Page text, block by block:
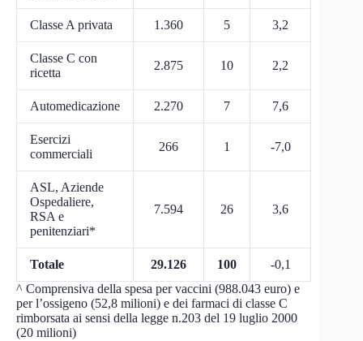
Classe A privata 1.360 5 3,2
Classe C con
ricetta
2.875 10 2,2
Automedicazione 2.270 7 7,6
Esercizi
commerciali
266 1 -7,0
ASL, Aziende
Ospedaliere,
RSA e
penitenziari*
7.594 26 3,6
Totale 29.126 100
-0,1
^ Comprensiva della spesa per vaccini (988.043 euro) e
per l’ossigeno (52,8 milioni) e dei farmaci di classe C
rimborsata ai sensi della legge n.203 del 19 luglio 2000
(20 milioni)